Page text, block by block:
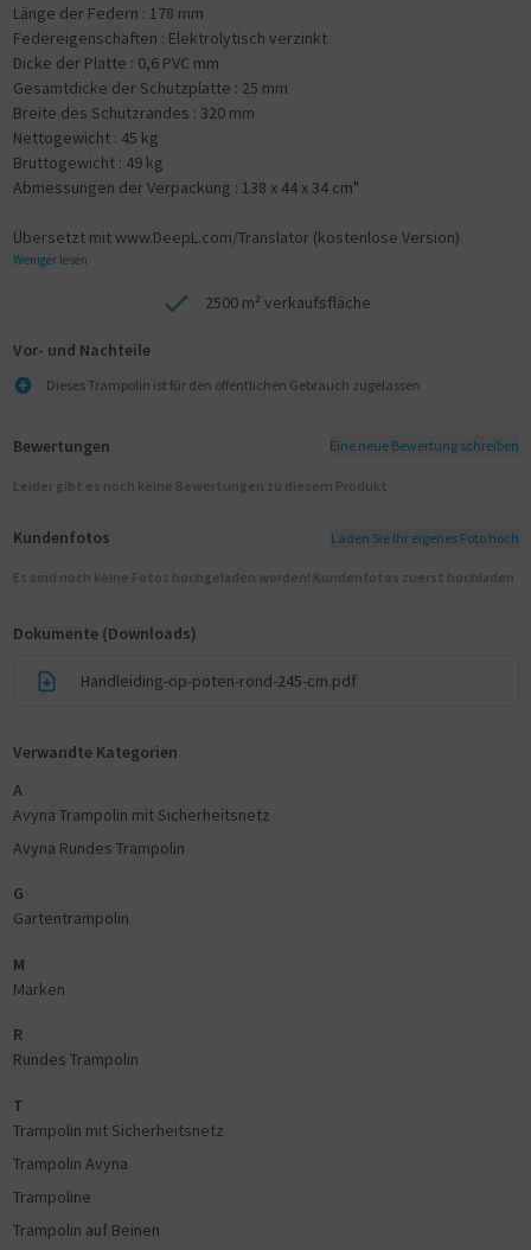
Länge der Federn : 178 mm
Federeigenschaften : Elektrolytisch verzinkt
Dicke der Platte : 0,6 PVC mm
Gesamtdicke der Schutzplatte : 25 mm
Breite des Schutzrandes : 320 mm
Nettogewicht : 45 kg
Bruttogewicht : 49 kg
Abmessungen der Verpackung : 138 x 44 x 34 cm"
Übersetzt mit www.DeepL.com/Translator (kostenlose Version)
Weniger lesen
2500 m² verkaufsfläche
Vor- und Nachteile
Dieses Trampolin ist für den öffentlichen Gebrauch zugelassen
Bewertungen Eine neue Bewertung schreiben
Leider gibt es noch keine Bewertungen zu diesem Produkt
Kundenfotos Laden Sie Ihr eigenes Foto hoch
Es sind noch keine Fotos hochgeladen worden! Kundenfotos zuerst hochladen
Dokumente (Downloads)
Handleiding-op-poten-rond-245-cm.pdf
Verwandte Kategorien
A
Avyna Trampolin mit Sicherheitsnetz
Avyna Rundes Trampolin
G
Gartentrampolin
M
Marken
R
Rundes Trampolin
T
Trampolin mit Sicherheitsnetz
Trampolin Avyna
Trampoline
Trampolin auf Beinen